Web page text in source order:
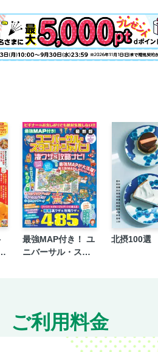
最強MAP付き！ ユ
ニバーサル・スタ
北摂100選
ご利用料金